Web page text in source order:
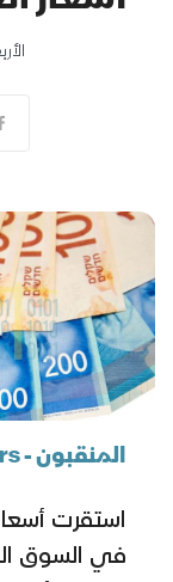
الأربعاء 23
المنقبون - The Miners
استقرت
في السوق